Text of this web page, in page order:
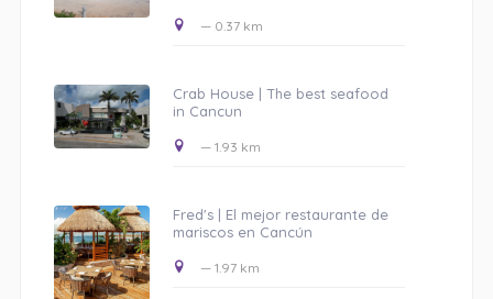
— 0.37 km
Crab House | The best seafood
in Cancun
— 1.93 km
Fred's | El mejor restaurante de
mariscos en Cancún
— 1.97 km